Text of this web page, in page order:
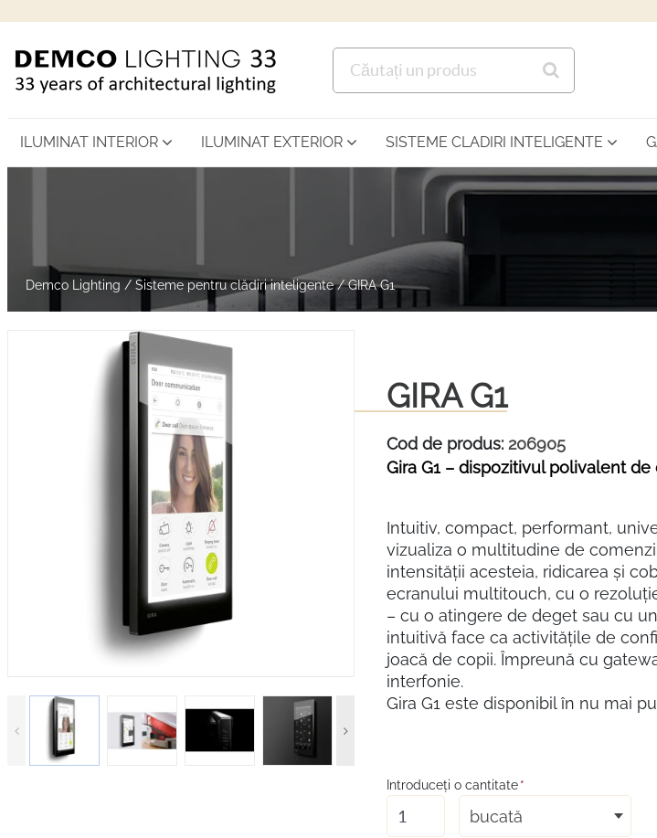
ILUMINAT INTERIOR ILUMINAT EXTERIOR SISTEME CLADIRI INTELIGENTE
Demco Lighting / Sisteme pentru clădiri inteligente / GIRA G1
GIRA G1
Cod de produs: 206905
Gira G1 – dispozitivul polivalent
Introduceţi o cantitate*
bucată
Intuitiv, compact, performant,
vizualiza o multitudine de
intensităţii acesteia, ridicarea şi
ecranului multitouch, cu o
– cu o atingere de deget sau cu
intuitivă face ca activităţile de
joacă de copii. Împreună cu
interfonie.
Gira G1 este disponibil în nu mai